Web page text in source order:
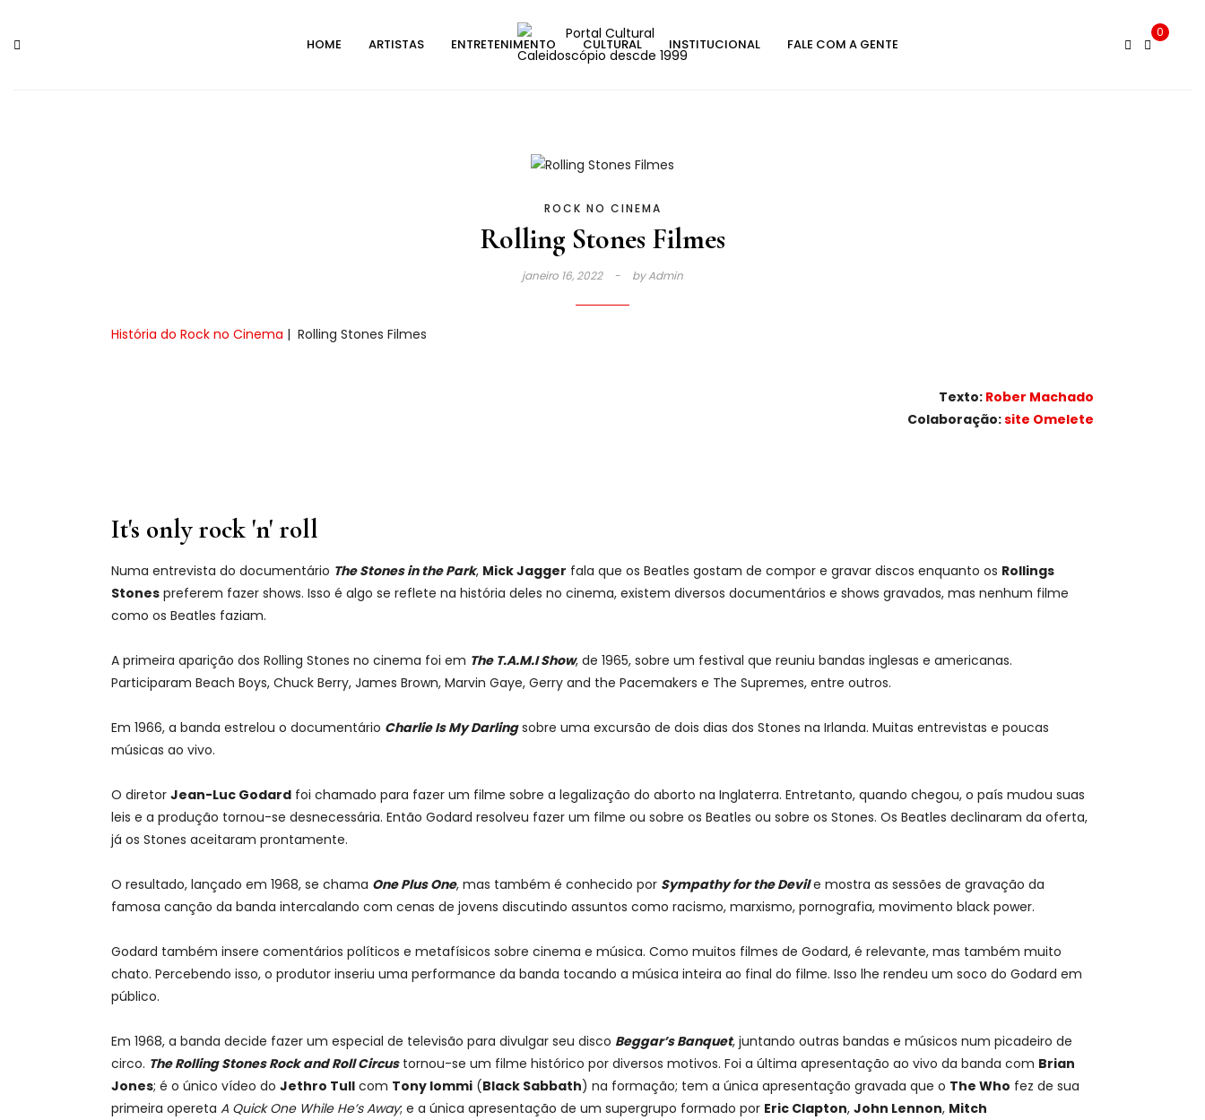
HOME ARTISTAS ENTRETENIMENTO CULTURAL INSTITUCIONAL FALE COM A GENTE
0
ROCK NO CINEMA
Rolling Stones Filmes
janeiro 16, 2022 byAdmin
História do Rock no Cinema | Rolling Stones Filmes
Texto: Rober Machado
Colaboração:site Omelete
It's only rock 'n' roll
Numa entrevista do documentário The Stones in the Park, Mick Jagger fala que os Beatles gostam de compor e gravar discos enquanto os Rollings
Stones preferem fazer shows. Isso é algo se reflete na história deles no cinema, existem diversos documentários e shows gravados, mas nenhum filme
como os Beatles faziam.
A primeira aparição dos Rolling Stones no cinema foi em The T.A.M.I Show, de 1965, sobre um festival que reuniu bandas inglesas e americanas.
Participaram Beach Boys, Chuck Berry, James Brown, Marvin Gaye, Gerry and the Pacemakers e The Supremes, entre outros.
Em 1966, a banda estrelou o documentário Charlie Is My Darlingsobre uma excursão de dois dias dos Stones na Irlanda. Muitas entrevistas e poucas
músicas ao vivo.
O diretor Jean-Luc Godard foi chamado para fazer um filme sobre a legalização do aborto na Inglaterra. Entretanto, quando chegou, o país mudou suas
leis e a produção tornou-se desnecessária. Então Godard resolveu fazer um filme ou sobre os Beatles ou sobre os Stones. Os Beatles declinaram da oferta,
já os Stones aceitaram prontamente.
O resultado, lançado em 1968, se chama One Plus One, mas também é conhecido por Sympathy for the Devile mostra as sessões de gravação da
famosa canção da banda intercalando com cenas de jovens discutindo assuntos como racismo, marxismo, pornografia, movimento black power.
Godard também insere comentários políticos e metafísicos sobre cinema e música. Como muitos filmes de Godard, é relevante, mas também muito
chato. Percebendo isso, o produtor inseriu uma performance da banda tocando a música inteira ao final do filme. Isso lhe rendeu um soco do Godard em
público.
Em 1968, a banda decide fazer um especial de televisão para divulgar seu disco Beggar’s Banquet, juntando outras bandas e músicos num picadeiro de
circo. The Rolling Stones Rock and Roll Circustornou-se um filme histórico por diversos motivos. Foi a última apresentação ao vivo da banda com Brian
Jones; é o único vídeo do Jethro Tull com Tony Iommi (Black Sabbath) na formação; tem a única apresentação gravada que o The Who fez de sua
primeira opereta A Quick One While He’s Away; e a única apresentação de um supergrupo formado por Eric Clapton, John Lennon, Mitch